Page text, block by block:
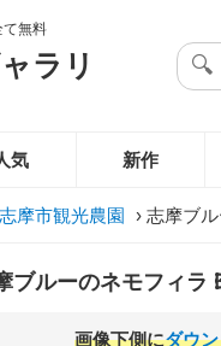
て無料
ラリ
気 新作
志摩市観光農園 › 志摩ブ
ブルーのネモフィ
画像下側にダウ